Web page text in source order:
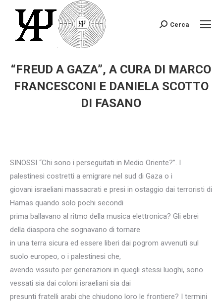
Search:
Cerca
“FREUD A GAZA”, A CURA DI MARCO
FRANCESCONI E DANIELA SCOTTO
DI FASANO
SINOSSI “Chi sono i perseguitati in Medio Oriente?”. I
palestinesi costretti a emigrare nel sud di Gaza o i
giovani israeliani massacrati e presi in ostaggio dai terroristi di
Hamas quando solo pochi secondi
prima ballavano al ritmo della musica elettronica? Gli ebrei
della diaspora che sognavano di tornare
in una terra sicura ed essere liberi dai pogrom avvenuti sul
suolo europeo, o i palestinesi che,
avendo vissuto per generazioni in quegli stessi luoghi, sono
vessati sia dai coloni israeliani sia dai
presunti fratelli arabi che chiudono loro le frontiere? I termini